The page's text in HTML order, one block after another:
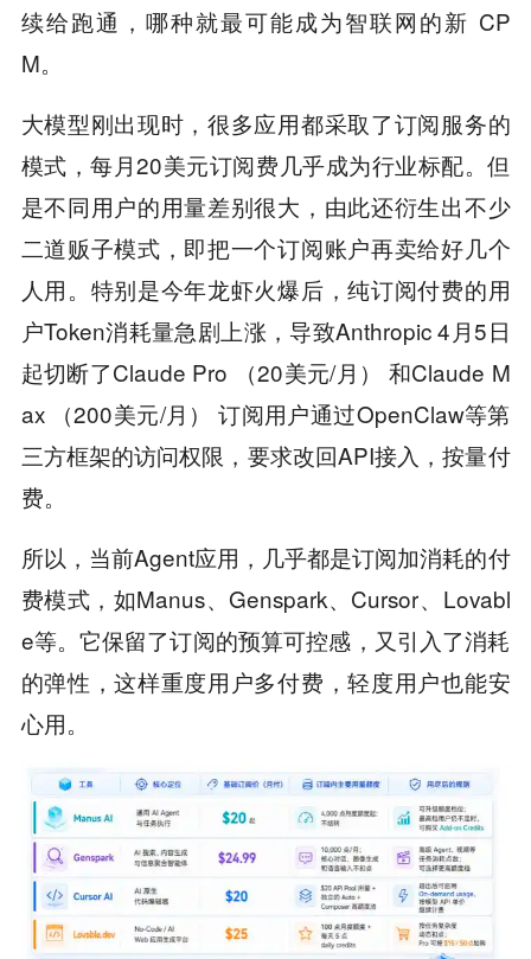
续给跑通，哪种就最可能成为智联网的新 CP
M。
大模型刚出现时，很多应用都采取了订阅服务的
模式，每月20美元订阅费几乎成为行业标配。但
是不同用户的用量差别很大，由此还衍生出不少
二道贩子模式，即把一个订阅账户再卖给好几个
人用。特别是今年龙虾火爆后，纯订阅付费的用
户Token消耗量急剧上涨，导致Anthropic 4月5日
起切断了Claude Pro （20美元/月） 和Claude M
ax （200美元/月） 订阅用户通过OpenClaw等第
三方框架的访问权限，要求改回API接入，按量付
费。
所以，当前Agent应用，几乎都是订阅加消耗的付
费模式，如Manus、Genspark、Cursor、Lovabl
e等。它保留了订阅的预算可控感，又引入了消耗
的弹性，这样重度用户多付费，轻度用户也能安
心用。